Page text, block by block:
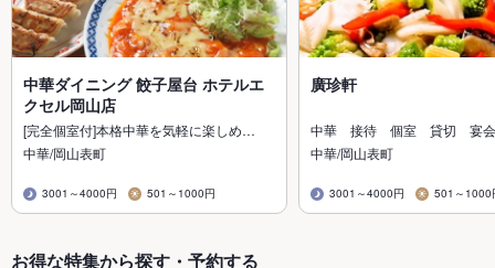
中華ダイニング 餃子屋台 ホテルエ
クセル岡山店
[完全個室付]本格中華を気軽に楽しめ…
中華/岡山表町
3001～4000円 501～1000円
廣珍軒
中華 接待 個室 貸切 宴
中華/岡山表町
3001～4000円 501～1000
お得な特集から探す・予約する